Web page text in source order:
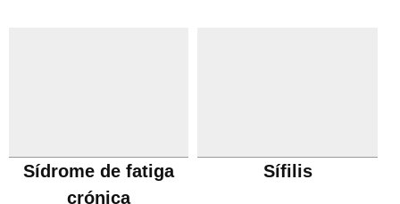
Sídrome de fatiga
crónica
Sífilis